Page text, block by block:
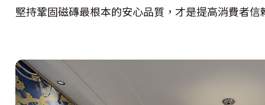
堅持鞏固磁磚最根本的安心品質，才是提高消費者信